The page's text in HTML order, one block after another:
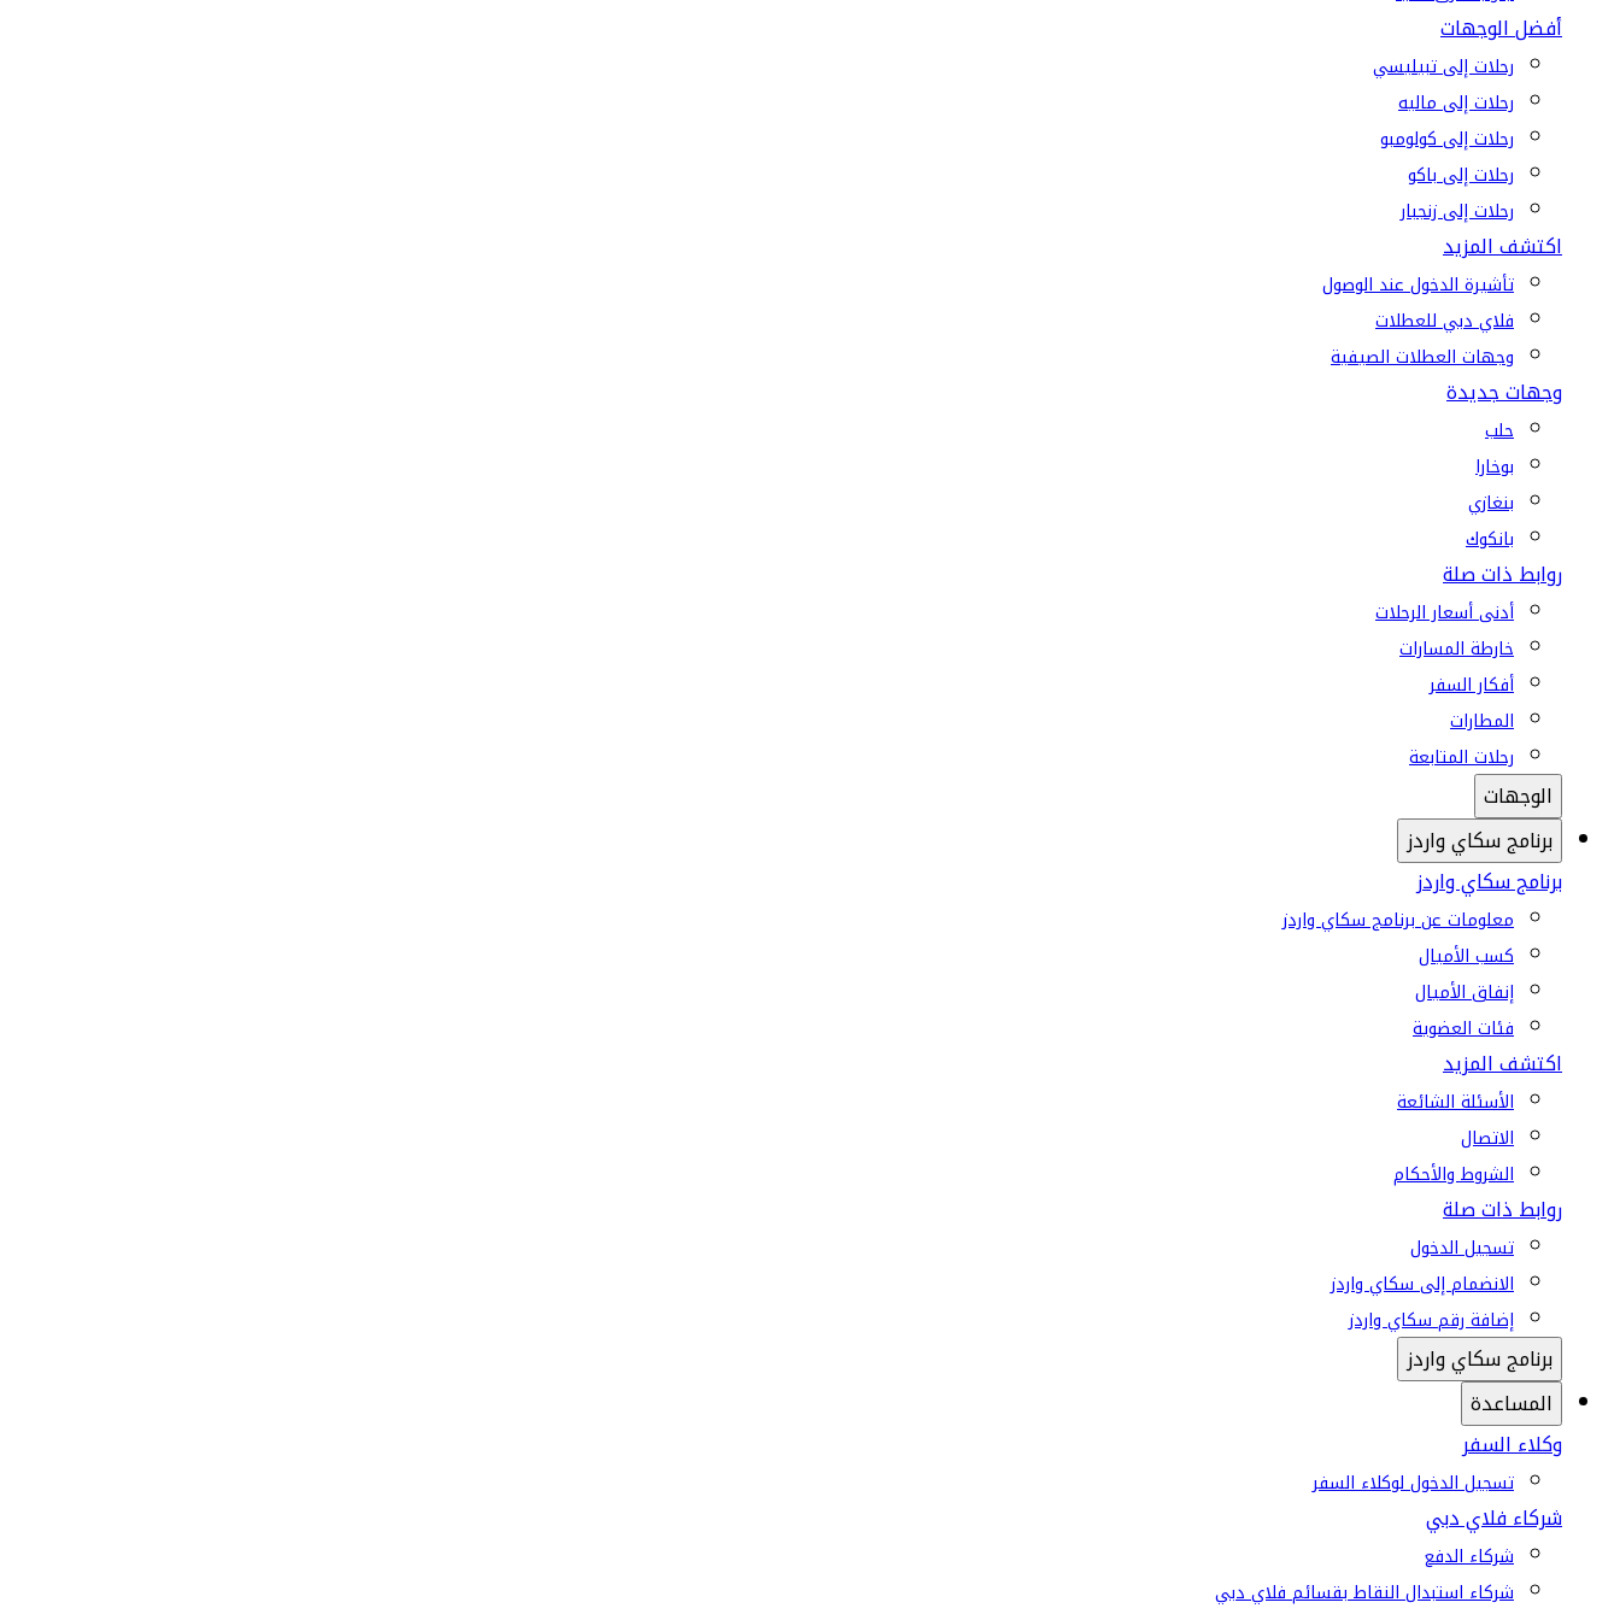
أفضل الوجهات
رحلات إلى تبيليسي
رحلات إلى ماليه
رحلات إلى كولومبو
رحلات إلى باكو
رحلات إلى زنجبار
اكتشف المزيد
تأشيرة الدخول عند الوصول
فلاي دبي للعطلات
وجهات العطلات الصيفية
وجهات جديدة
حلب
بوخارا
بنغازي
بانكوك
روابط ذات صلة
أدنى أسعار الرحلات
خارطة المسارات
أفكار السفر
المطارات
رحلات المتابعة
الوجهات
برنامج سكاي واردز
برنامج سكاي واردز
معلومات عن برنامج سكاي واردز
كسب الأميال
إنفاق الأميال
فئات العضوية
اكتشف المزيد
الأسئلة الشائعة
الاتصال
الشروط والأحكام
روابط ذات صلة
تسجيل الدخول
الانضمام إلى سكاي واردز
إضافة رقم سكاي واردز
برنامج سكاي واردز
المساعدة
وكلاء السفر
تسجيل الدخول لوكلاء السفر
شركاء فلاي دبي
شركاء الدفع
شركاء استبدال النقاط بقسائم فلاي دبي